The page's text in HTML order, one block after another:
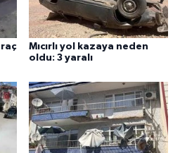
Mıcırlı yol kazaya neden
oldu: 3 yaralı